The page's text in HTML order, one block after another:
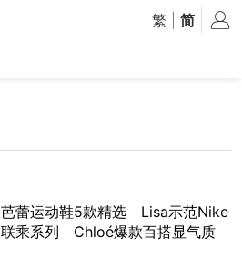
繁 简
芭蕾运动鞋5款精选 Lisa示范Nike
联乘系列 Chloé爆款百搭显气质